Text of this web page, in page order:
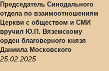
Председатель Синодального
отдела по взаимоотношениям
Церкви с обществом и СМИ
вручил Ю.П. Вяземскому
орден благоверного князя
Даниила Московского
25.02.2025